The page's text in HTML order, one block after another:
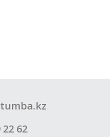
22 62